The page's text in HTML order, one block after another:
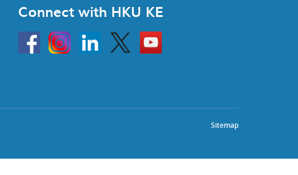
Connect with HKU KE
HKU
InstagramLinkedin Twitter
Go
to
HKU
Sitemap